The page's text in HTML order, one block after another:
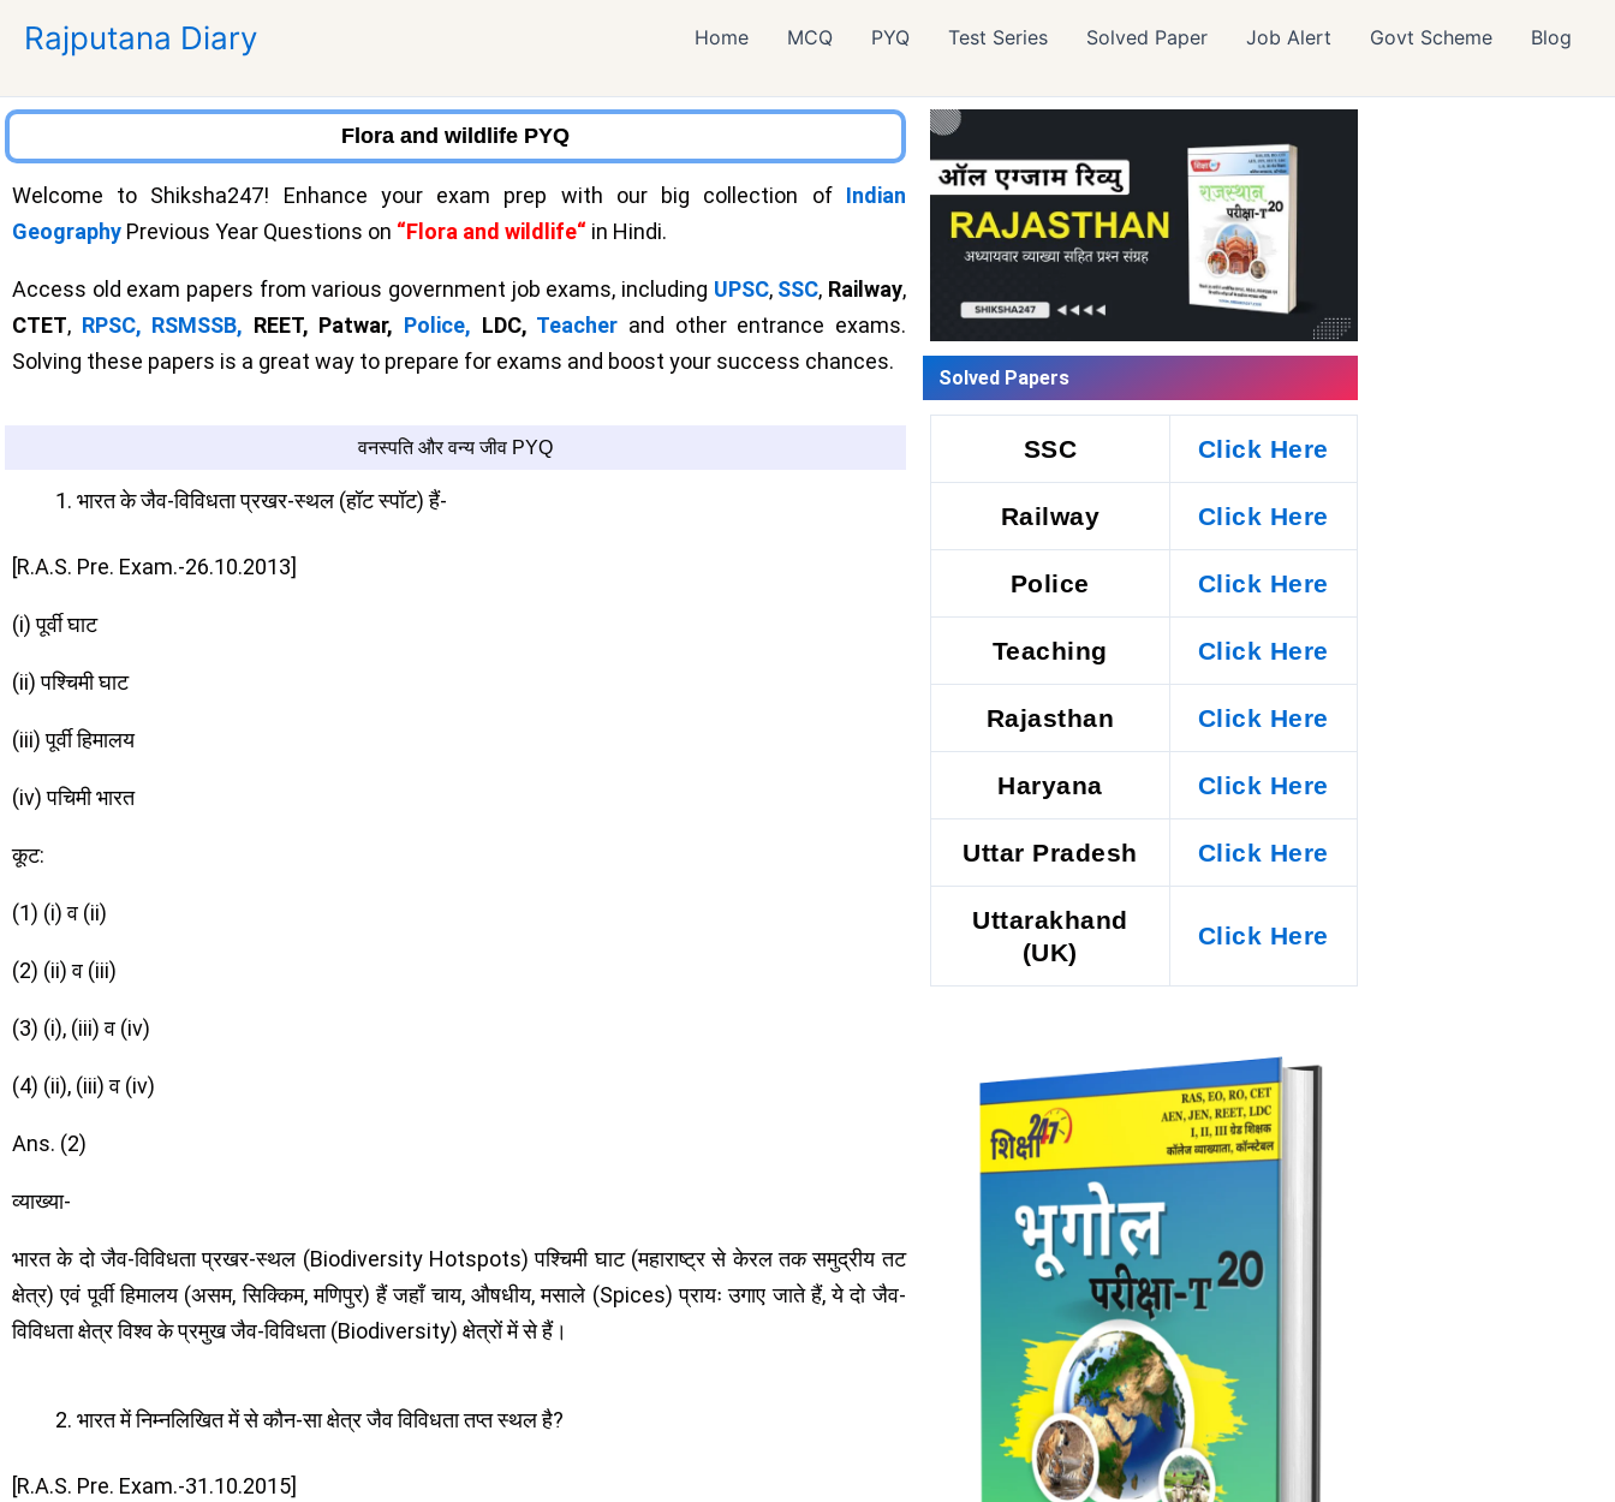
Rajputana Diary Home MCQ PYQ Test Series Solved Paper Job Alert Govt Scheme Blog
Flora and wildlife PYQ
Welcome to Shiksha247! Enhance your exam prep with our big collection of Indian
Geography Previous Year Questions on “Flora and wildlife“ in Hindi.
Access old exam papers from various government job exams, including UPSC, SSC, Railway,
CTET, RPSC, RSMSSB, REET, Patwar, Police, LDC, Teacher and other entrance exams.
Solving these papers is a great way to prepare for exams and boost your success chances.
वनस्पति और वन्य जीव PYQ
भारत के जैव-विविधता प्रखर-स्थल (हॉट स्पॉट) हैं-
[R.A.S. Pre. Exam.-26.10.2013]
(i) पूर्वी घाट
(ii) पश्चिमी घाट
(iii) पूर्वी हिमालय
(iv) पचिमी भारत
कूट:
(1) (i) व (ii)
(2) (ii) व (iii)
(3) (i), (iii) व (iv)
(4) (ii), (iii) व (iv)
Ans. (2)
व्याख्या-
भारत के दो जैव-विविधता प्रखर-स्थल (Biodiversity Hotspots) पश्चिमी घाट (महाराष्ट्र से केरल तक समुद्रीय तट
क्षेत्र) एवं पूर्वी हिमालय (असम, सिक्किम, मणिपुर) हैं जहाँ चाय, औषधीय, मसाले (Spices) प्रायः उगाए जाते हैं, ये दो जैव-
विविधता क्षेत्र विश्व के प्रमुख जैव-विविधता (Biodiversity) क्षेत्रों में से हैं।
भारत में निम्नलिखित में से कौन-सा क्षेत्र जैव विविधता तप्त स्थल है?
[R.A.S. Pre. Exam.-31.10.2015]
Solved Papers
SSC Click Here
Railway Click Here
Police Click Here
Teaching Click Here
Rajasthan Click Here
Haryana Click Here
Uttar Pradesh Click Here
Uttarakhand
(UK)
Click Here